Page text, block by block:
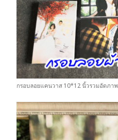
กรอบลอยแคนวาส 10*12 นิ้วรวมอัดภาพ